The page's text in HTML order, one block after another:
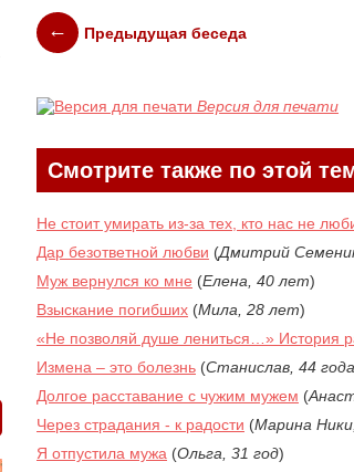
Предыдущая беседа
Версия для печати
Смотрите также по этой
Не стоит умирать из-за тех, кто нас не
Дар безответной любви (Дмитрий
Муж вернулся ко мне (Елена, 40 лет)
Взыскание погибших (Мила, 28 лет)
«Не позволяй душе лениться…» История
Измена – это болезнь (Станислав, 44 года
Долгое расставание с чужим мужем (
Через страдания - к радости (Марина
Я отпустила мужа (Ольга, 31 год)